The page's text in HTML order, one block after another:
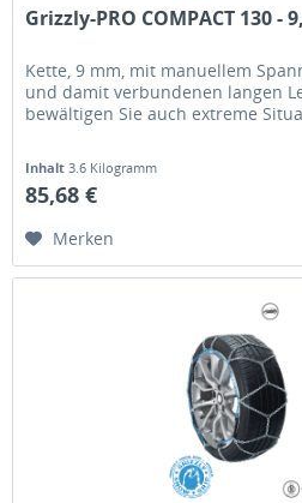
Grizzly-PRO COMPACT 130 -
Kette, 9 mm, mit manuellem
und damit verbundenen langen
bewältigen Sie auch extreme
Inhalt3.6 Kilogramm
85,68 €
Merken